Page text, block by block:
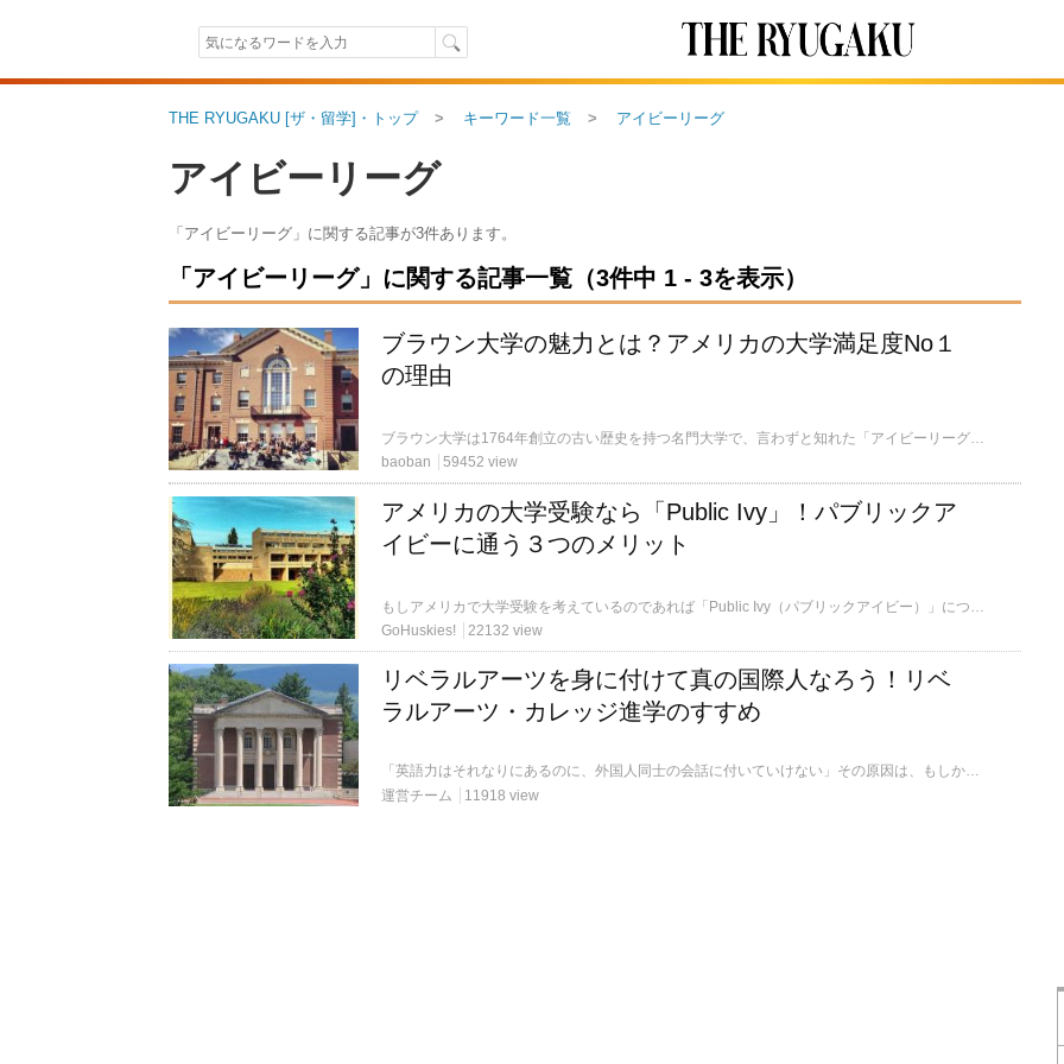
THE RYUGAKU [ザ・留学]・トップ キーワード一覧 アイビーリーグ
アイビーリーグ
「アイビーリーグ」に関する記事が3件あります。
「アイビーリーグ」に関する記事一覧（3件中 1 - 3を表示）
ブラウン大学の魅力とは？アメリカの大学満足度No１
の理由
ブラウン大学は1764年創立の古い歴史を持つ名門大学で、言わずと知れた「アイビーリーグ」の1校。学生の満足度はアメリカでトップとも言われています。そんなブラウン大学の魅力はいったい何なのでしょうか。ブラウン大学の卒業生の声を頼りに探っていきましょう。
baoban
59452 view
アメリカの大学受験なら「Public Ivy」！パブリックア
イビーに通う３つのメリット
もしアメリカで大学受験を考えているのであれば「Public Ivy（パブリックアイビー）」について知っておいたほうが良いでしょう。そこで今回はアメリカのパブリックアイビーについて紹介します。
GoHuskies!
22132 view
リベラルアーツを身に付けて真の国際人なろう！リベ
ラルアーツ・カレッジ進学のすすめ
「英語力はそれなりにあるのに、外国人同士の会話に付いていけない」その原因は、もしかしたらリベラル・アーツが身に付いていないからかもしれません。外国人の前でも臆せずに話し円滑なコミュニケーションが取れる国際人になるために必要不可欠なリベラルアーツを身に付ける大学が日本でも徐々に注目を集めています。
運営チーム
11918 view